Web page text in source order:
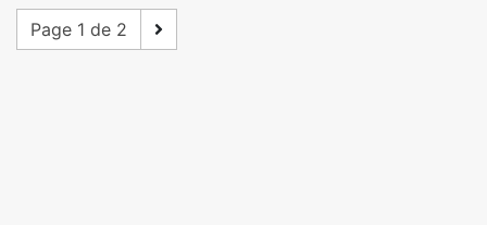
Page 1 de 2